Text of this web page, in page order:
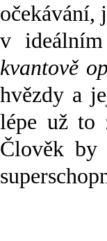
očekávání,
v
kvantově
hvězdy a
lépe už to
Člověk by